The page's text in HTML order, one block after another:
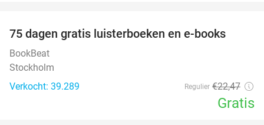
75 dagen gratis luisterboeken en e-books
BookBeat
Stockholm
Verkocht: 39.289
Regulier €22,47
Gratis